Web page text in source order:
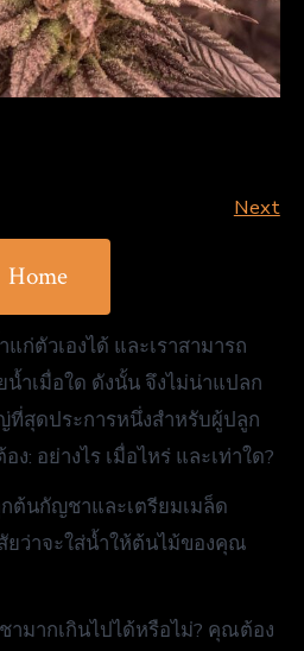
Next
Home
ก่ตัวเองได้ และเราสามารถ
น้ำเมื่อใด ดังนั้น จึงไม่น่าแปลก
ที่สุดประการหนึ่งสำหรับผู้ปลูก
: อย่างไร เมื่อไหร่ และเท่าใด?
ต้นกัญชาและเตรียมเมล็ด
ว่าจะใส่น้ำให้ต้นไม้ของคุณ
มากเกินไปได้หรือไม่? คุณต้อง